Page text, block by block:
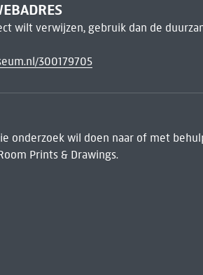
wilt verwijzen, gebruik dan de
300179705
onderzoek wil doen naar of met
Prints & Drawings.